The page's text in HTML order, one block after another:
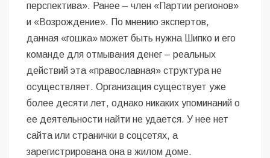
перспектива». Ранее – член «Партии регионов»
и «Возрождение». По мнению экспертов,
данная «гошка» может быть нужна Шипко и его
команде для отмывания денег – реальных
действий эта «православная» структура не
осуществляет. Организация существует уже
более десяти лет, однако никаких упоминаний о
ее деятельности найти не удается. У нее нет
сайта или странички в соцсетях, а
зарегистрирована она в жилом доме.